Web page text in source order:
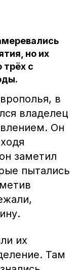
но их
трёх с
в
владелец
Он
заметил
пытались
их
Там